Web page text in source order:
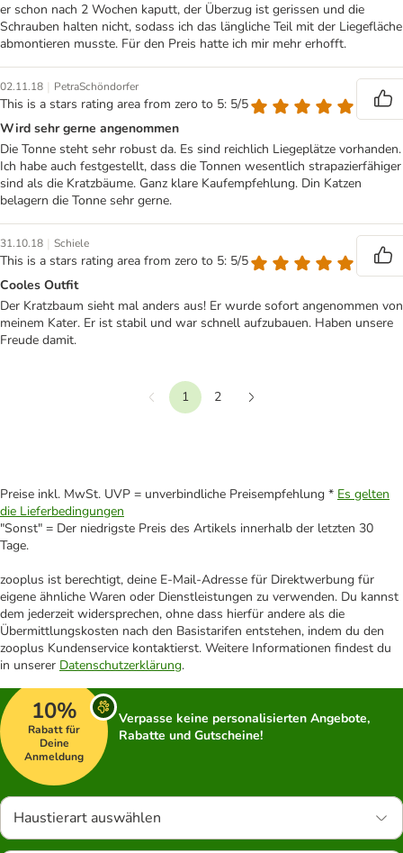
er schon nach 2 Wochen kaputt, der Überzug ist gerissen und die
Schrauben halten nicht, sodass ich das längliche Teil mit der Liegefläche
abmontieren musste. Für den Preis hatte ich mir mehr erhofft.
02.11.18 | PetraSchöndorfer
This is a stars rating area from zero to 5: 5/5
Wird sehr gerne angenommen
Die Tonne steht sehr robust da. Es sind reichlich Liegeplätze vorhanden.
Ich habe auch festgestellt, dass die Tonnen wesentlich strapazierfähiger
sind als die Kratzbäume. Ganz klare Kaufempfehlung. Din Katzen
belagern die Tonne sehr gerne.
31.10.18 | Schiele
This is a stars rating area from zero to 5: 5/5
Cooles Outfit
Der Kratzbaum sieht mal anders aus! Er wurde sofort angenommen von
meinem Kater. Er ist stabil und war schnell aufzubauen. Haben unsere
Freude damit.
Vorherige
1
2
Preise inkl. MwSt. UVP = unverbindliche Preisempfehlung * Es gelten
die Lieferbedingungen
"Sonst" = Der niedrigste Preis des Artikels innerhalb der letzten 30
Tage.
zooplus ist berechtigt, deine E-Mail-Adresse für Direktwerbung für
eigene ähnliche Waren oder Dienstleistungen zu verwenden. Du kannst
dem jederzeit widersprechen, ohne dass hierfür andere als die
Übermittlungskosten nach den Basistarifen entstehen, indem du den
zooplus Kundenservice kontaktierst. Weitere Informationen findest du
in unserer Datenschutzerklärung.
10%
Rabatt für
Deine
Anmeldung
Verpasse keine personalisierten Angebote,
Rabatte und Gutscheine!
Haustierart auswählen